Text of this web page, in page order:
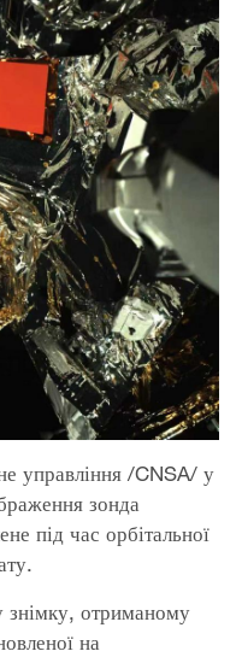
управління /CNSA/ у
зонда
під час орбітальної
отриманому
на